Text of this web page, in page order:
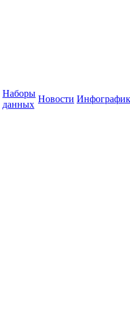
Наборы
данных
Новости